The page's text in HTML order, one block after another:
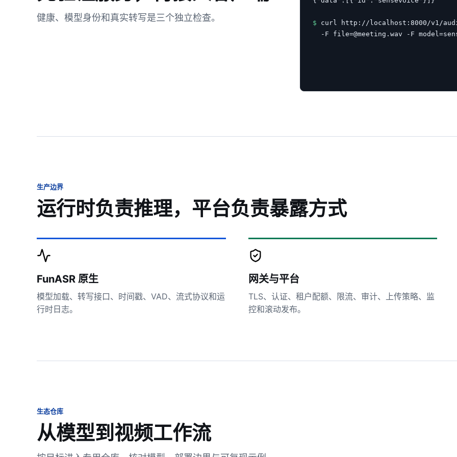
健康、模型身份和真实转写是三个独立检查。 $ curl http://localhost:8000/v1/
-F file=@meeting.wav -F
生产边界
运行时负责推理，平台负责暴露方式
FunASR 原生
模型加载、转写接口、时间戳、VAD、流式协议和运
行时日志。
网关与平台
TLS、认证、租户配额、限流、审计、上传策略、监
控和滚动发布。
生态仓库
从模型到视频工作流